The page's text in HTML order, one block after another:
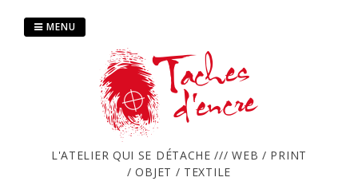
L'ATELIER QUI SE DÉTACHE /// WEB / PRINT
/ OBJET / TEXTILE
MENU